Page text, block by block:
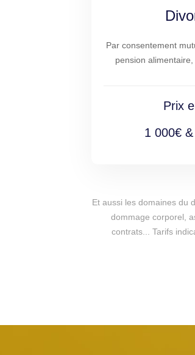
Par consentement
pension alimentaire,
Prix
1 000€
Et aussi les domaines du
dommage corporel,
contrats... Tarifs